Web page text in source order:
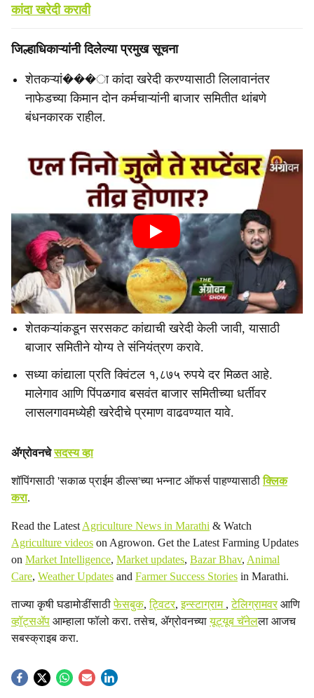
कांदा खरेदी करावी
जिल्हाधिकाऱ्यांनी दिलेल्या प्रमुख सूचना
शेतकऱ्यां���ा कांदा खरेदी करण्यासाठी लिलावानंतर
नाफेडच्या किमान दोन कर्मचाऱ्यांनी बाजार समितीत थांबणे
बंधनकारक राहील.
शेतकऱ्यांकडून सरसकट कांद्याची खरेदी केली जावी, यासाठी
बाजार समितीने योग्य ते संनियंत्रण करावे.
सध्या कांद्याला प्रति क्विंटल १,८७५ रुपये दर मिळत आहे.
मालेगाव आणि पिंपळगाव बसवंत बाजार समितीच्या धर्तीवर
लासलगावमध्येही खरेदीचे प्रमाण वाढवण्यात यावे.
ॲग्रोवनचेसदस्य व्हा
शॉपिंगसाठी 'सकाळ प्राईम डील्स'च्या भन्नाट ऑफर्स पाहण्यासाठीक्लिक
करा.
Read the Latest Agriculture News in Marathi & Watch
Agriculture videos on Agrowon. Get the Latest Farming Updates
on Market Intelligence, Market updates, Bazar Bhav, Animal
Care, Weather Updates and Farmer Success Stories in Marathi.
ताज्या कृषी घडामोडींसाठीफेसबुक,ट्विटर,इन्स्टाग्राम ,टेलिग्रामवरआणि
व्हॉट्सॲप आम्हाला फॉलो करा. तसेच, ॲग्रोवनच्यायूट्यूब चॅनेलला आजच
सबस्क्राइब करा.